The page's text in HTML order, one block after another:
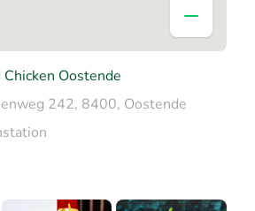
Oostende
242, 8400, Oostende